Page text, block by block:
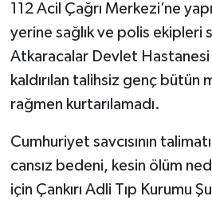
112 Acil Çağrı Merkezi’ne
yerine sağlık ve polis ekipleri
Atkaracalar Devlet Hastanesi
kaldırılan talihsiz genç bütün
rağmen kurtarılamadı.
Cumhuriyet savcısının
cansız bedeni, kesin ölüm
için Çankırı Adli Tıp Kurumu